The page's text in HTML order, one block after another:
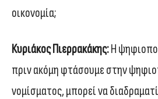
οικονομία;
Κυριάκος Πιερρακάκης:Η
πριν ακόμη φτάσουμε στην
νομίσματος, μπορεί να